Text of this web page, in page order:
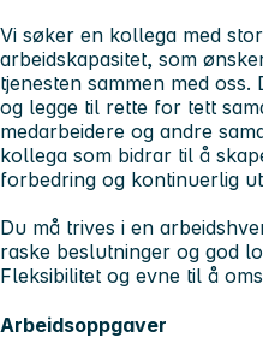
Vi søker en kollega med
arbeidskapasitet, som
tjenesten sammen med
og legge til rette for tett
medarbeidere og andre
kollega som bidrar til å
forbedring og kontinuerlig
Du må trives i en
raske beslutninger og god
Fleksibilitet og evne til å
Arbeidsoppgaver